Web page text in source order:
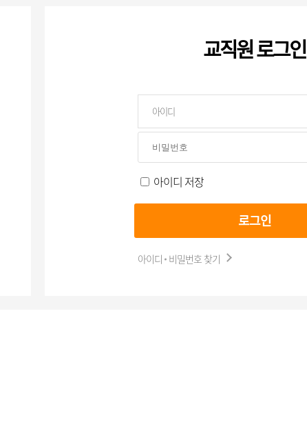
교직원 로그인
아이디 저장
로그인
아이디 비밀번호 찾기